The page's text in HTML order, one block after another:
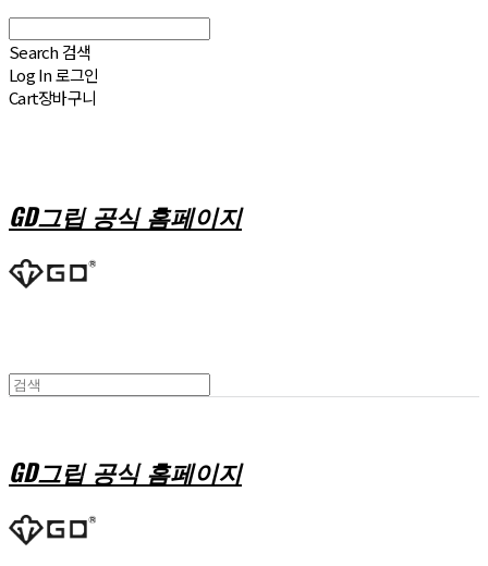
Search 검색
Log In로그인
Cart장바구니
GD그립 공식 홈페이지
GD그립 공식 홈페이지